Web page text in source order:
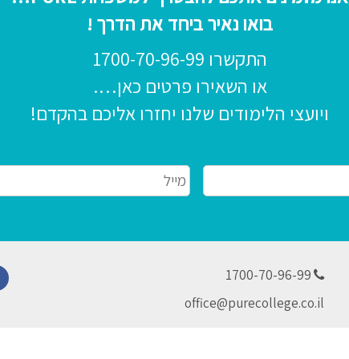
בואו נאיר ביחד את הדרך !
התקשרו 1700-70-96-99
או השאירו פרטים כאן….
ויועצי הלימודים שלנו יחזרו אליכם בהקדם!
מייל*
1700-70-96-99
office@purecollege.co.il